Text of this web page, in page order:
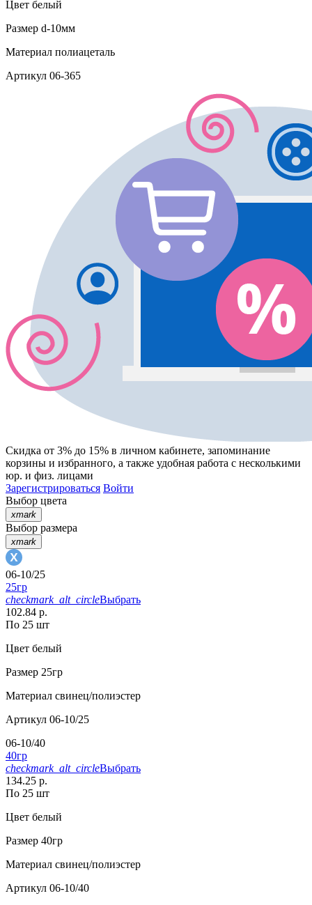
Цвет белый
Размер d-10мм
Материал полиацеталь
Артикул 06-365
Скидка от 3% до 15% в личном кабинете, запоминание
корзины и избранного, а также удобная работа с несколькими
юр. и физ. лицами
Зарегистрироваться Войти
Выбор цвета
xmark
Выбор размера
xmark
06-10/25
25гр
checkmark_alt_circleВыбрать
102.84 р.
По 25 шт
Цвет белый
Размер 25гр
Материал свинец/полиэстер
Артикул 06-10/25
06-10/40
40гр
checkmark_alt_circleВыбрать
134.25 р.
По 25 шт
Цвет белый
Размер 40гр
Материал свинец/полиэстер
Артикул 06-10/40